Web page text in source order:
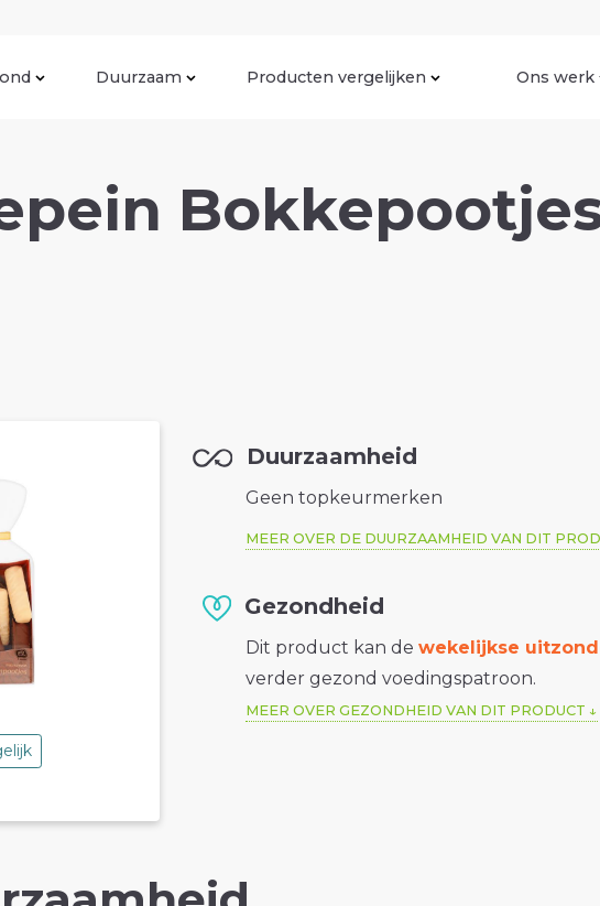
Duurzaam Producten vergelijken Ons werk
Duurzaamheid
Geen topkeurmerken
MEER OVER DE DUURZAAMHEID VAN DIT
Gezondheid
Dit product kan dewekelijkse
verder gezond voedingspatroon.
MEER OVER GEZONDHEID VAN DIT PRODUCT